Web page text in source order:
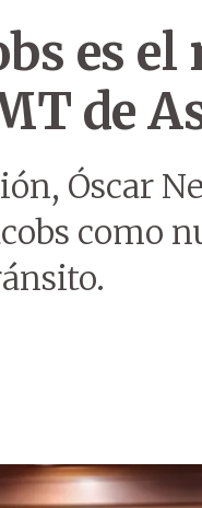
es el
de
Óscar
como